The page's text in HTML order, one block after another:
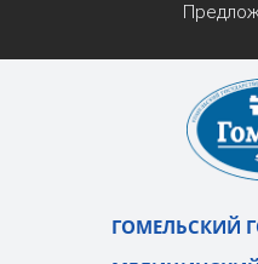
ГОМЕЛЬСКИЙ